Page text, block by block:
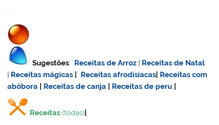
.
Sugestões: Receitas de Arroz | Receitas de Natal
| Receitas mágicas Receitas afrodisiacas Receitas com
abóbora
Receitas de canja Receitas de peru
Receitas (todas)